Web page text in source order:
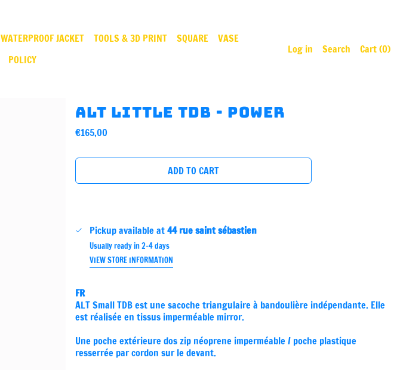
WATERPROOF JACKET TOOLS & 3D PRINT SQUARE
VASE
POLICY
Log in Search Cart (0)
Alt little TDB - power
Regular
€165,00
ADD TO CART
Pickup available at44 rue saint sébastien
Usually ready in 2-4 days
VIEW STORE INFORMATION
FR
ALT Small TDB est une sacoche triangulaire à bandoulière indépendante. Elle
est réalisée en tissus imperméable mirror.
Une poche extérieure dos zip néoprene imperméable / poche plastique
resserrée par cordon sur le devant.